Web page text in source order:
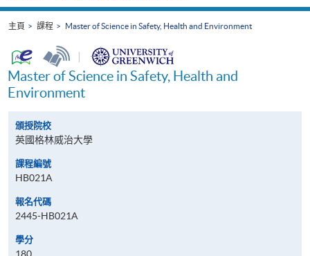
主頁 課程 Master of Science in Safety, Health and Environment
|
Master of Science in Safety, Health and
Environment
頒授院校
英國格林威治大學
課程編號
HB021A
報名代碼
2445-HB021A
學分
180